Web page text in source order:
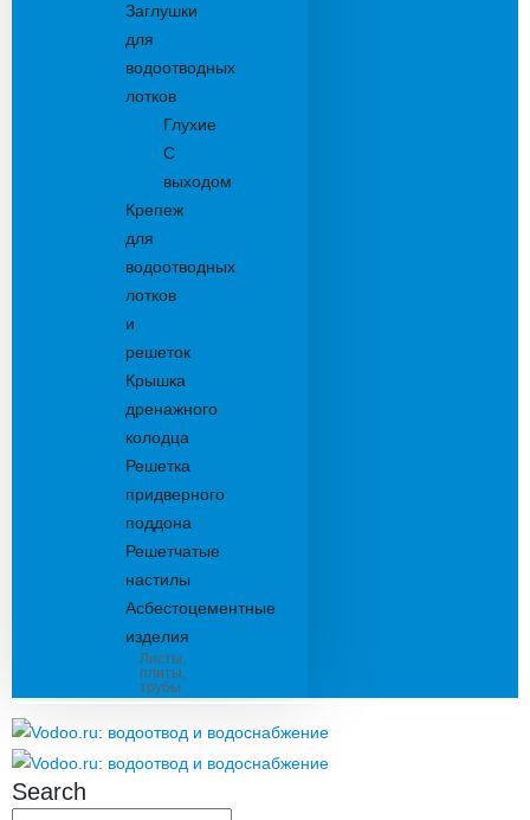
Заглушки
для
водоотводных
лотков
Глухие
С
выходом
Крепеж
для
водоотводных
лотков
и
решеток
Крышка
дренажного
колодца
Решетка
придверного
поддона
Решетчатые
настилы
Асбестоцементные
изделия
Листы,
плиты,
трубы
Search